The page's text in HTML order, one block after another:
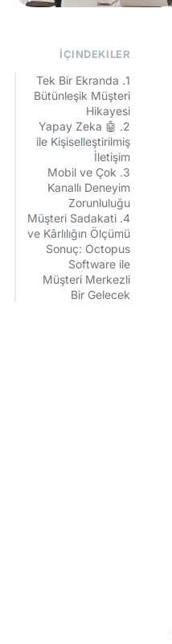
İÇINDEKILER
1. Tek Bir Ekranda
Bütünleşik Müşteri
Hikayesi
2. 🤖 Yapay Zeka
ile Kişiselleştirilmiş
İletişim
3. Mobil ve Çok
Kanallı Deneyim
Zorunluluğu
4. Müşteri Sadakati
ve Kârlılığın Ölçümü
Sonuç: Octopus
Software ile
Müşteri Merkezli
Bir Gelecek